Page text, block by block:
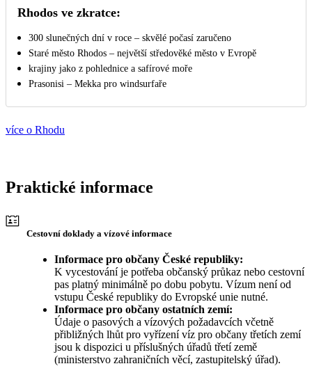
Rhodos ve zkratce:
300 slunečných dní v roce – skvělé počasí zaručeno
Staré město Rhodos – největší středověké město v Evropě
krajiny jako z pohlednice a safírové moře
Prasonisi – Mekka pro windsurfaře
více o Rhodu
Praktické informace
Cestovní doklady a vízové informace
Informace pro občany České republiky:
K vycestování je potřeba občanský průkaz nebo cestovní
pas platný minimálně po dobu pobytu. Vízum není od
vstupu České republiky do Evropské unie nutné.
Informace pro občany ostatních zemí:
Údaje o pasových a vízových požadavcích včetně
přibližných lhůt pro vyřízení víz pro občany třetích zemí
jsou k dispozici u příslušných úřadů třetí země
(ministerstvo zahraničních věcí, zastupitelský úřad).